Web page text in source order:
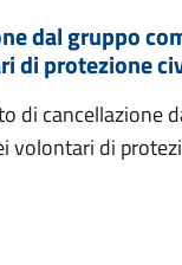
dal gruppo
di protezione
di cancellazione
volontari di